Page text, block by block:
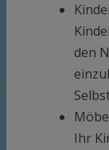
den
Ihr